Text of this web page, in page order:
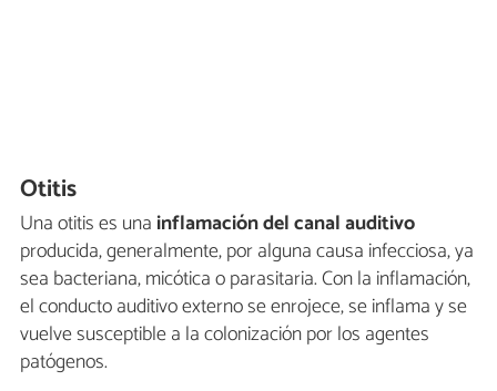
Otitis
Una otitis es una inflamación del canal auditivo
producida, generalmente, por alguna causa infecciosa, ya
sea bacteriana, micótica o parasitaria. Con la inflamación,
el conducto auditivo externo se enrojece, se inflama y se
vuelve susceptible a la colonización por los agentes
patógenos.